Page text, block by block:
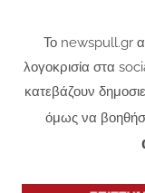
Το newspull.gr
λογοκρισία στα
κατεβάζουν
όμως να